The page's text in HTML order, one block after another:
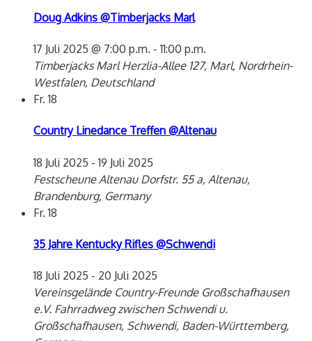
Doug Adkins @Timberjacks Marl
17 Juli 2025 @ 7:00 p.m. -11:00 p.m.
Timberjacks MarlHerzlia-Allee 127, Marl, Nordrhein-
Westfalen, Deutschland
Fr.18
Country Linedance Treffen @Altenau
18 Juli 2025 -19 Juli 2025
Festscheune Altenau Dorfstr. 55 a, Altenau,
Brandenburg, Germany
Fr.18
35 Jahre Kentucky Rifles @Schwendi
18 Juli 2025 - 20 Juli 2025
Vereinsgelände Country-Freunde Großschafhausen
e.V. Fahrradweg zwischen Schwendi u.
Großschafhausen, Schwendi, Baden-Württemberg,